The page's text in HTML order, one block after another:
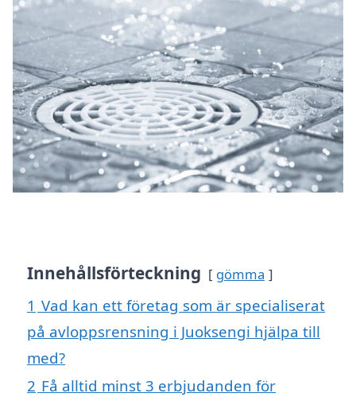
Innehållsförteckning gömma
1 Vad kan ett företag som är specialiserat
på avloppsrensning i Juoksengi hjälpa till
med?
2 Få alltid minst 3 erbjudanden för